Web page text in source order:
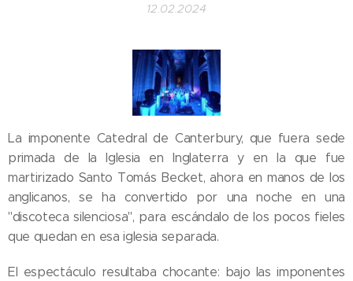
12.02.2024
La imponente Catedral de Canterbury, que fuera sede
primada de la Iglesia en Inglaterra y en la que fue
martirizado Santo Tomás Becket, ahora en manos de los
anglicanos, se ha convertido por una noche en una
"discoteca silenciosa", para escándalo de los pocos fieles
que quedan en esa iglesia separada.
El espectáculo resultaba chocante: bajo las imponentes